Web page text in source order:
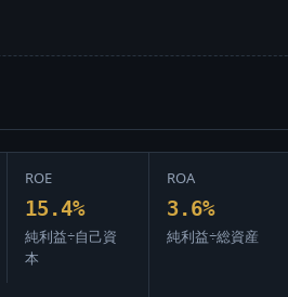
ROE
15.4%
純利益÷自己資
本
ROA
3.6%
純利益÷総資産